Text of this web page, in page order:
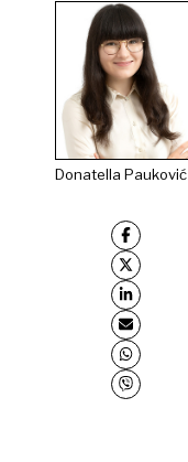
Donatella Pauković